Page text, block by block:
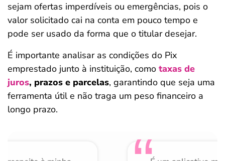
sejam ofertas imperdíveis ou emergências, pois o
valor solicitado cai na conta em pouco tempo e
pode ser usado da forma que o titular desejar.
É importante analisar as condições do Pix
emprestado junto à instituição, como taxas de
juros, prazos e parcelas, garantindo que seja uma
ferramenta útil e não traga um peso financeiro a
longo prazo.